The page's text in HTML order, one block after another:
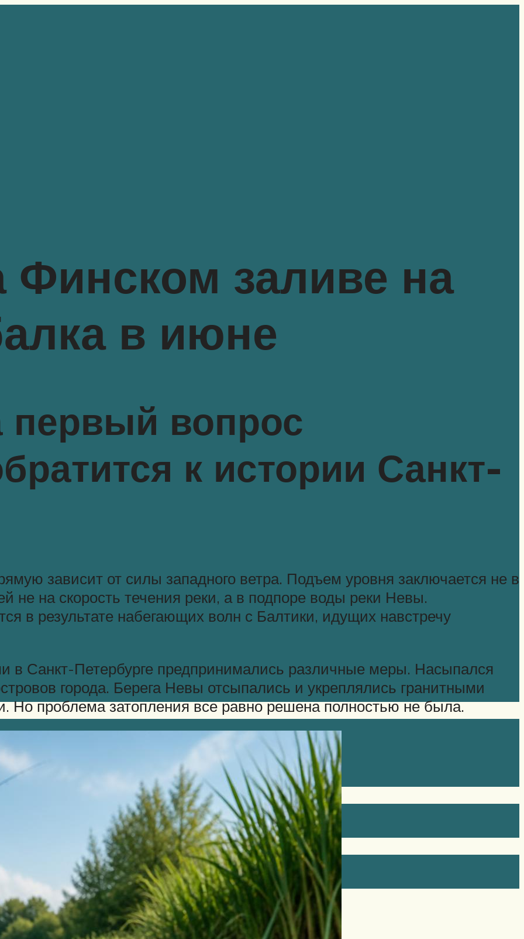
Финском заливе на
в июне
первый вопрос
к истории Санкт-
зависит от силы западного ветра. Подъем уровня заключается не в
на скорость течения реки, а в подпоре воды реки Невы.
в результате набегающих волн с Балтики, идущих навстречу
в Санкт-Петербурге предпринимались различные меры. Насыпался
города. Берега Невы отсыпались и укреплялись гранитными
проблема затопления все равно решена полностью не была.